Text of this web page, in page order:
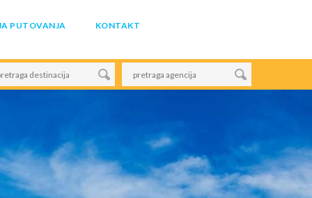
PUTOVANJA KONTAKT